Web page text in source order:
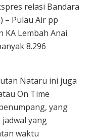
relasi Bandara
– Pulau Air pp
KA Lembah Anai
8.296
Nataru ini juga
On Time
yang
jadwal yang
waktu